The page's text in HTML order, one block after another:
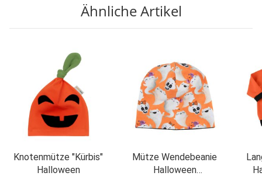
Ähnliche Artikel
Knotenmütze "Kürbis"
Halloween
Mütze Wendebeanie
Halloween